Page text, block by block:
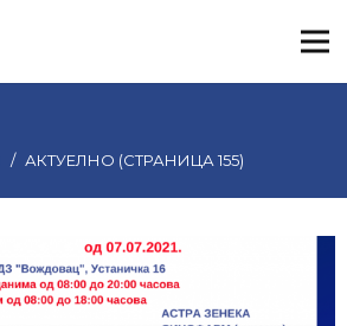
/ АКТУЕЛНО (СТРАНИЦА 155)